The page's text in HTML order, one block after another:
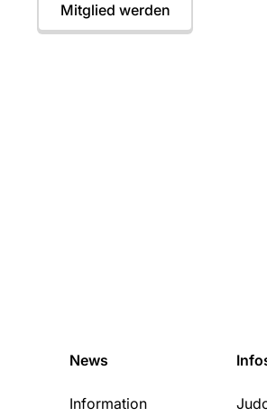
Mitglied werden
News
Information